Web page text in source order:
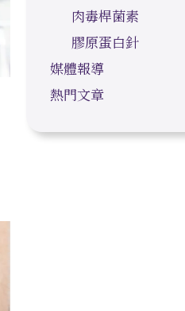
肉毒桿菌素
膠原蛋白針
媒體報導
熱門文章